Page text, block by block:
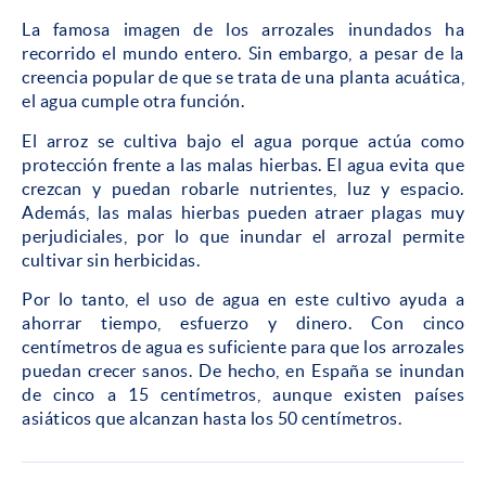
La famosa imagen de los arrozales inundados ha
recorrido el mundo entero. Sin embargo, a pesar de la
creencia popular de que se trata de una planta acuática,
el agua cumple otra función.
El arroz se cultiva bajo el agua porque actúa como
protección frente a las malas hierbas. El agua evita que
crezcan y puedan robarle nutrientes, luz y espacio.
Además, las malas hierbas pueden atraer plagas muy
perjudiciales, por lo que inundar el arrozal permite
cultivar sin herbicidas.
Por lo tanto, el uso de agua en este cultivo ayuda a
ahorrar tiempo, esfuerzo y dinero. Con cinco
centímetros de agua es suficiente para que los arrozales
puedan crecer sanos. De hecho, en España se inundan
de cinco a 15 centímetros, aunque existen países
asiáticos que alcanzan hasta los 50 centímetros.